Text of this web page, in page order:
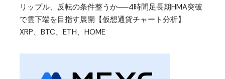
リップル、反転の条件整うか──4時間足長期HMA突破
で雲下端を目指す展開【仮想通貨チャート分析】
XRP、BTC、ETH、HOME